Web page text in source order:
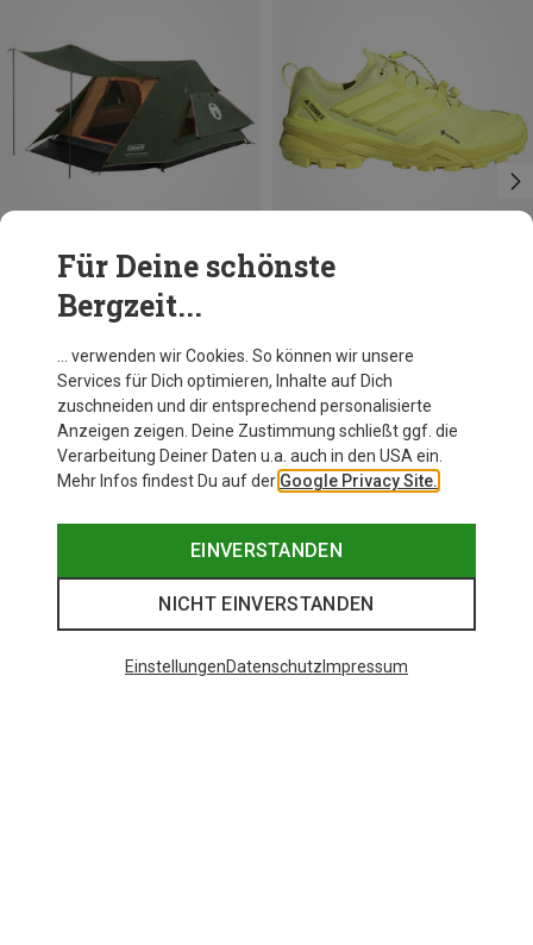
Du sparst 12%
adidas Terrex
Herren Skychaser GTX Schuhe
145,80 €
Für Deine schönste
Bergzeit...
… verwenden wir Cookies. So können wir unsere
Services für Dich optimieren, Inhalte auf Dich
zuschneiden und dir entsprechend personalisierte
Anzeigen zeigen. Deine Zustimmung schließt ggf. die
Verarbeitung Deiner Daten u.a. auch in den USA ein.
Mehr Infos findest Du auf der Google Privacy Site.
EINVERSTANDEN
NICHT EINVERSTANDEN
EinstellungenDatenschutz Impressum